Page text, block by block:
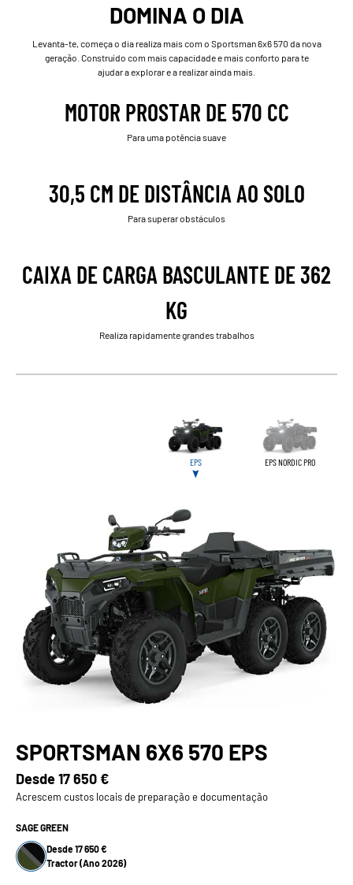
DOMINA O DIA
Levanta-te, começa o dia realiza mais com o Sportsman 6x6 570 da nova
geração. Construído com mais capacidade e mais conforto para te
ajudar a explorar e a realizar ainda mais.
MOTOR PROSTAR DE 570 CC
Para uma potência suave
30,5 CM DE DISTÂNCIA AO SOLO
Para superar obstáculos
CAIXA DE CARGA BASCULANTE DE 362
KG
Realiza rapidamente grandes trabalhos
EPS EPS NORDIC PRO
SPORTSMAN 6X6 570 EPS
Desde17 650 €
Acrescem custos locais de preparação e documentação
SAGE GREEN
Desde 17 650 €
Tractor (Ano 2026)